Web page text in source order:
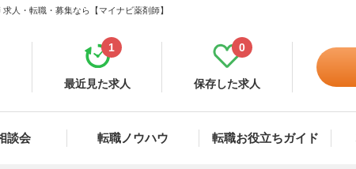
人・転職・募集なら【マイナビ薬剤師】
最近見た求人
1
保存した求人
0
談会 転職ノウハウ 転職お役立ちガイド